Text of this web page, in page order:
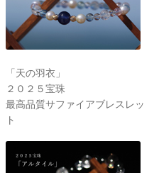
「天の羽衣」
２０２５宝珠
最高品質サファイアブレスレッ
ト